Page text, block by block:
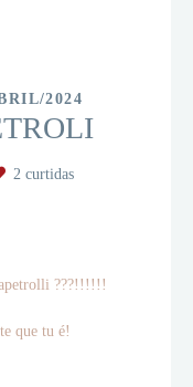
2024
2 curtidas
???!!!!!!
que tu é!